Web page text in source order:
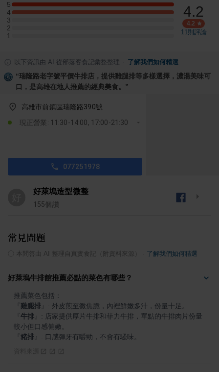
5
5 星：1 則評論
4
4 星：1 則評論
3
3 星：0 則評論
2
2 星：0 則評論
1
1 星：0 則評論
4.2
4.2
11則評論
以下資訊由 AI 從部落客食記彙整整理 了解我們如何精選
“瑞隆路老字號平價牛排店，提供雞腿排等多樣選擇，濃湯美味可
口，是高雄在地人推薦的經典美食。 ”
高雄市前鎮區瑞隆路390號
現正營業: 11:30-14:00, 17:00-21:30
077251978
好萊塢造型微整
155個讚
常見問題
本問答由 AI 整理自真實食記（附資料來源） 了解我們如何精選
好萊塢牛排館推薦必點的菜色有哪些？
雞腿排
牛排
: 店家提供厚片牛排和菲力牛排，單點的牛排肉片份量
豬排 : 口感彈牙有嚼勁，不會有騷味。